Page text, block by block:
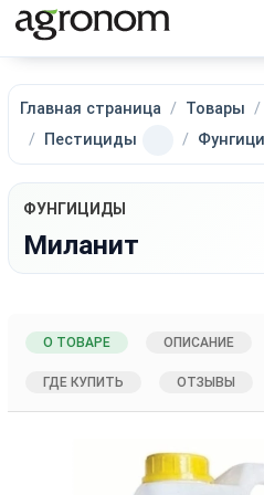
Главная страница Товары
Пестициды
ФУНГИЦИДЫ
Миланит
О ТОВАРЕ ОПИСАНИЕ
ГДЕ КУПИТЬ ОТЗЫВЫ